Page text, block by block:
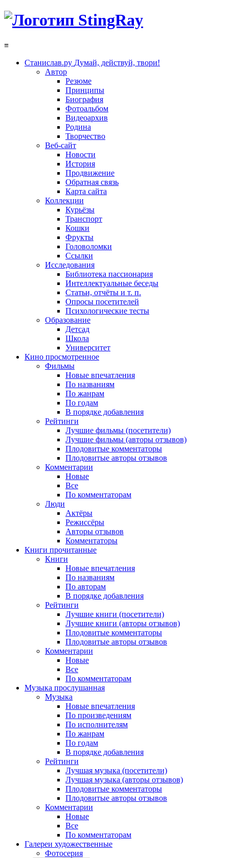
≡
Станислав.ру Думай, действуй, твори!
Автор
Резюме
Принципы
Биография
Фотоальбом
Видеоархив
Родина
Творчество
Веб-сайт
Новости
История
Продвижение
Обратная связь
Карта сайта
Коллекции
Курьёзы
Транспорт
Кошки
Фрукты
Головоломки
Ссылки
Исследования
Библиотека пассионария
Интеллектуальные беседы
Статьи, отчёты и т. п.
Опросы посетителей
Психологические тесты
Образование
Детсад
Школа
Университет
Кино просмотренное
Фильмы
Новые впечатления
По названиям
По жанрам
По годам
В порядке добавления
Рейтинги
Лучшие фильмы (посетители)
Лучшие фильмы (авторы отзывов)
Плодовитые комментаторы
Плодовитые авторы отзывов
Комментарии
Новые
Все
По комментаторам
Люди
Актёры
Режиссёры
Авторы отзывов
Комментаторы
Книги прочитанные
Книги
Новые впечатления
По названиям
По авторам
В порядке добавления
Рейтинги
Лучшие книги (посетители)
Лучшие книги (авторы отзывов)
Плодовитые комментаторы
Плодовитые авторы отзывов
Комментарии
Новые
Все
По комментаторам
Музыка прослушанная
Музыка
Новые впечатления
По произведениям
По исполнителям
По жанрам
По годам
В порядке добавления
Рейтинги
Лучшая музыка (посетители)
Лучшая музыка (авторы отзывов)
Плодовитые комментаторы
Плодовитые авторы отзывов
Комментарии
Новые
Все
По комментаторам
Галереи художественные
Фотосерия